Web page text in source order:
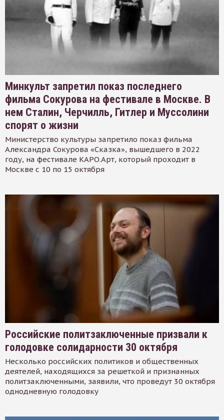
Минкульт запретил показ последнего
фильма Сокурова на фестивале в Москве. В
нем Сталин, Черчилль, Гитлер и Муссолини
спорят о жизни
Министерство культуры запретило показ фильма
Александра Сокурова «Сказка», вышедшего в 2022
году, на фестивале КАРО.Арт, который проходит в
Москве с 10 по 15 октября
Российские политзаключенные призвали к
голодовке солидарности 30 октября
Несколько российских политиков и общественных
деятелей, находящихся за решеткой и признанных
политзаключенными, заявили, что проведут 30 октября
однодневную голодовку